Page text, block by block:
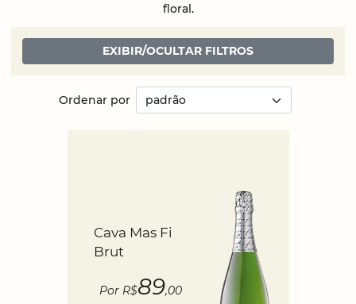
floral.
EXIBIR/OCULTAR FILTROS
Ordenar por
Cava Mas Fi
Brut
Por R$89,00